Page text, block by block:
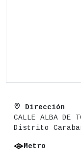
Dirección
CALLE ALBA DE
Distrito
Metro